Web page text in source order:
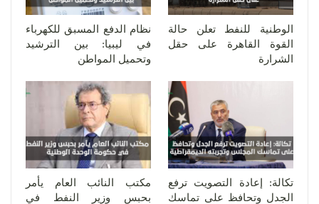
الوطنية للنفط تعلن حالة
القوة القاهرة على حقل
الشرارة
نظام الدفع المسبق للكهرباء
في ليبيا: بين الترشيد
وتحميل المواطن
تكالة: إعادة التصويت ترفع
الجدل وتحافظ على تماسك
مكتب النائب العام يأمر
بحبس وزير النفط في